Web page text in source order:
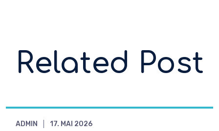
Related Post
ADMIN 17. MAI 2026